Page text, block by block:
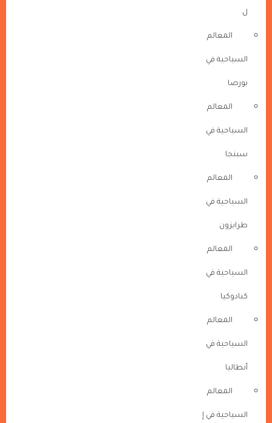
ل
المعالم
السياحية في
بورصا
المعالم
السياحية في
سبنجا
المعالم
السياحية في
طرابزون
المعالم
السياحية في
كبادوكيا
المعالم
السياحية في
أنطاليا
المعالم
السياحية في إ